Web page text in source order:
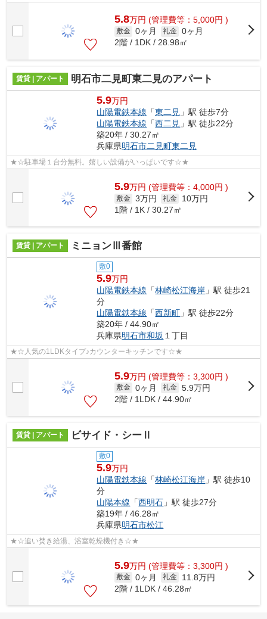
5.8万円 (管理費等：5,000円 )
敷金 0ヶ月 礼金 0ヶ月
2階 / 1DK / 28.98㎡
賃貸 | アパート 明石市二見町東二見のアパート
5.9万円
山陽電鉄本線 「東二見 」駅 徒歩7分
山陽電鉄本線 「西二見 」駅 徒歩22分
築20年 / 30.27㎡
兵庫県明石市二見町東二見
★☆駐車場１台分無料。嬉しい設備がいっぱいです☆★
5.9万円 (管理費等：4,000円 )
敷金 3万円 礼金
10万円
1階 / 1K / 30.27㎡
賃貸 | アパート ミニョンⅢ番館
敷0
5.9万円
山陽電鉄本線 「林崎松江海岸 」駅 徒歩21
分
山陽電鉄本線 「西新町 」駅 徒歩22分
築20年 / 44.90㎡
兵庫県明石市和坂 １丁目
★☆人気の1LDKタイプ♪カウンターキッチンです☆★
5.9万円 (管理費等：3,300円 )
敷金 0ヶ月 礼金 5.9万円
2階 / 1LDK / 44.90㎡
賃貸 | アパート ビサイド・シーⅡ
敷0
5.9万円
山陽電鉄本線 「林崎松江海岸 」駅 徒歩10
分
山陽本線 「西明石 」駅 徒歩27分
築19年 / 46.28㎡
兵庫県明石市松江
★☆追い焚き給湯、浴室乾燥機付き☆★
5.9万円 (管理費等：3,300円 )
敷金 0ヶ月 礼金
11.8万円
2階 / 1LDK / 46.28㎡